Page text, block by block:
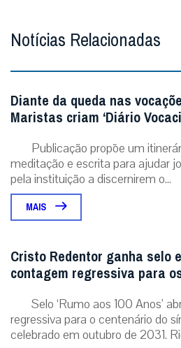
Notícias Relacionadas
Diante da queda nas
Maristas criam ‘Diário
Publicação propõe um
meditação e escrita para ajudar
pela instituição a discernirem o...
MAIS
Cristo Redentor ganha selo
contagem regressiva para
Selo ‘Rumo aos 100 Anos’
regressiva para o centenário do
celebrado em outubro de 2031.